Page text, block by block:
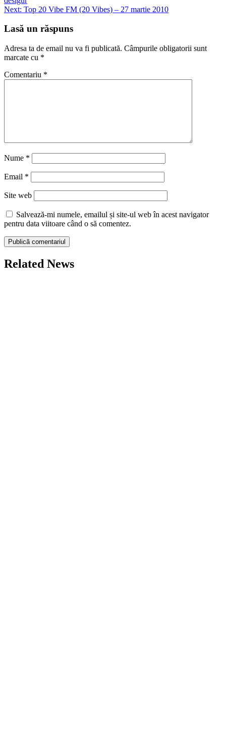
Next: Top 20 Vibe FM (20 Vibes) – 27 martie 2010
Lasă un răspuns
Adresa ta de email nu va fi publicată. Câmpurile obligatorii sunt
marcate cu *
Comentariu *
Nume *
Email *
Site web
Salvează-mi numele, emailul și site-ul web în acest navigator
pentru data viitoare când o să comentez.
Related News